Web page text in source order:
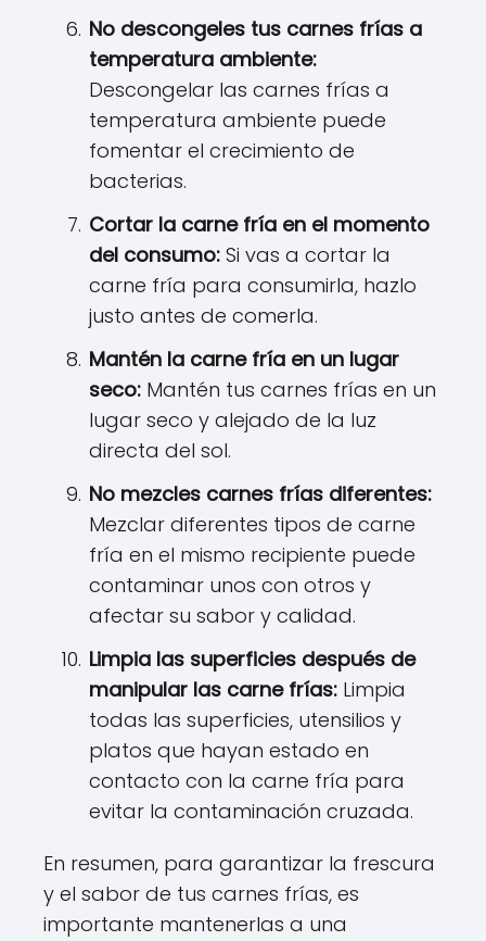
No descongeles tus carnes frías a
temperatura ambiente:
Descongelar las carnes frías a
temperatura ambiente puede
fomentar el crecimiento de
bacterias.
Cortar la carne fría en el momento
del consumo: Si vas a cortar la
carne fría para consumirla, hazlo
justo antes de comerla.
Mantén la carne fría en un lugar
seco: Mantén tus carnes frías en un
lugar seco y alejado de la luz
directa del sol.
No mezcles carnes frías diferentes:
Mezclar diferentes tipos de carne
fría en el mismo recipiente puede
contaminar unos con otros y
afectar su sabor y calidad.
Limpia las superficies después de
manipular las carne frías: Limpia
todas las superficies, utensilios y
platos que hayan estado en
contacto con la carne fría para
evitar la contaminación cruzada.
En resumen, para garantizar la frescura
y el sabor de tus carnes frías, es
importante mantenerlas a una